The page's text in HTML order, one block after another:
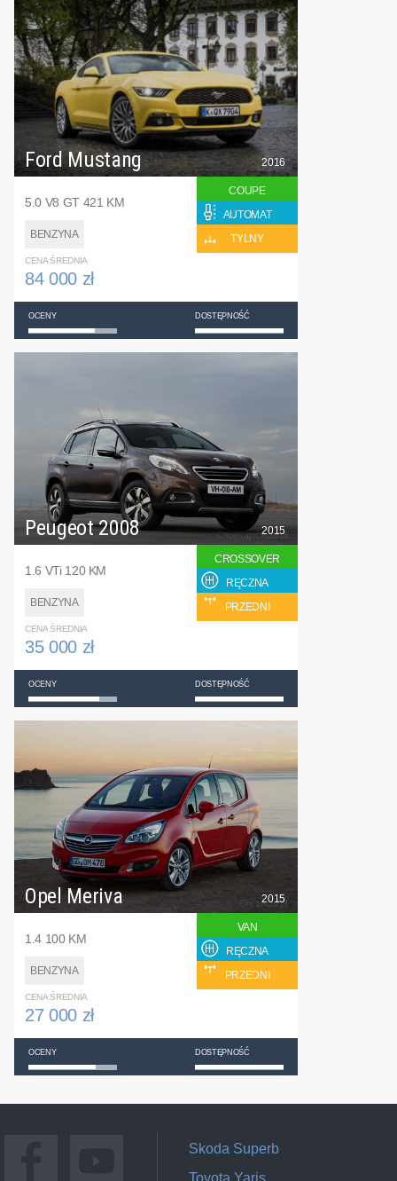
Ford Mustang
5.0 V8 GT 421 KM
BENZYNA
2016
COUPE
AUTOMAT
TYLNY
CENA ŚREDNIA
84 000 zł
OCENY DOSTĘPNOŚĆ
Peugeot 2008
1.6 VTi 120 KM
BENZYNA
2015
CROSSOVER
RĘCZNA
PRZEDNI
CENA ŚREDNIA
35 000 zł
OCENY DOSTĘPNOŚĆ
Opel Meriva
1.4 100 KM
BENZYNA
2015
VAN
RĘCZNA
PRZEDNI
CENA ŚREDNIA
27 000 zł
OCENY DOSTĘPNOŚĆ
Skoda Superb